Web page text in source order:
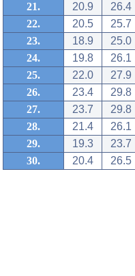
21.
20.9
26.4
22.
20.5
25.7
23.
18.9
25.0
24.
19.8
26.1
25.
22.0
27.9
26.
23.4
29.8
27.
23.7
29.8
28.
21.4
26.1
29.
19.3
23.7
30.
20.4 26.5